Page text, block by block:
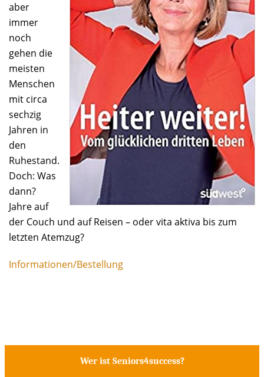
aber
immer
noch
gehen die
meisten
Menschen
mit circa
sechzig
Jahren in
den
Ruhestand.
Doch: Was
dann?
Jahre auf
der Couch und auf Reisen – oder vita aktiva bis zum
letzten Atemzug?
Informationen/Bestellung
Wer ist Seniors4success?